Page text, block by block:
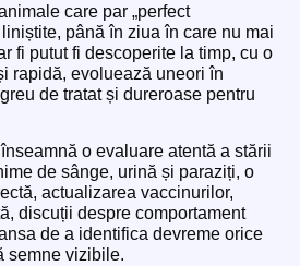
care par „perfect
până în ziua în care nu mai
fi putut fi descoperite la timp, cu o
rapidă, evoluează uneori în
de tratat și dureroase pentru
o evaluare atentă a stării
de sânge, urină și paraziți, o
actualizarea vaccinurilor,
discuții despre comportament
de a identifica devreme orice
semne vizibile.